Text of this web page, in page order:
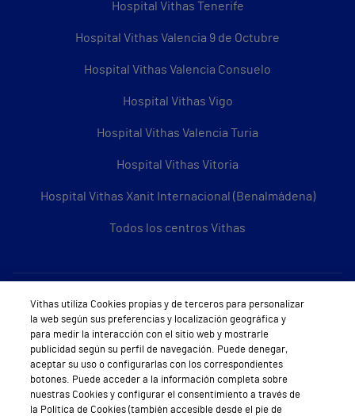
Hospital Vithas Tenerife
Hospital Vithas Valencia 9 de Octubre
Hospital Vithas Valencia Consuelo
Hospital Vithas Vigo
Hospital Vithas Valencia Turia
Hospital Vithas Vitoria
Hospital Vithas Xanit Internacional (Benalmádena)
Todos los centros Vithas
Sobre Vithas
Quiénes somos
Trabajar en Vithas
Teléfono Cita Médica
Vithas utiliza Cookies propias y de terceros para personalizar
la web según sus preferencias y localización geográfica y
para medir la interacción con el sitio web y mostrarle
publicidad según su perfil de navegación. Puede denegar,
aceptar su uso o configurarlas con los correspondientes
botones. Puede acceder a la información completa sobre
nuestras Cookies y configurar el consentimiento a través de
la Política de Cookies (también accesible desde el pie de